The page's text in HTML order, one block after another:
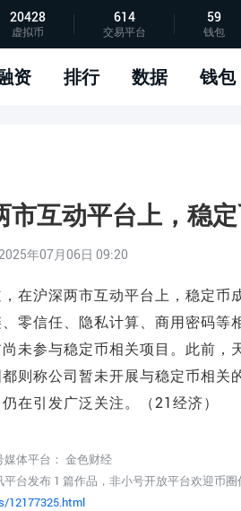
20428
虚拟币
614
交易平台
59
钱包
资 排行 数据 钱包
市互动平台上，稳
年07月06日 09:20
在沪深两市互动平台上，稳定
零信任、隐私计算、商用密码
未参与稳定币相关项目。此前
则称公司暂未开展与稳定币相
在引发广泛关注。（21经济）
体平台： 金色财经
平台发布 1 篇作品，非小号开放平台欢迎币
12177325.html